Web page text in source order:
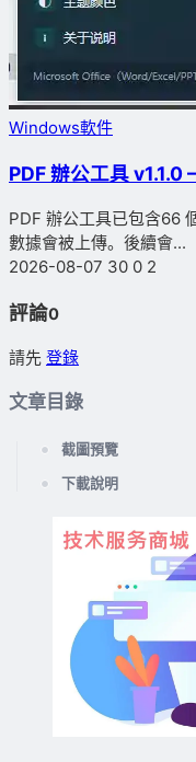
Windows軟件
PDF 辦公工具
PDF 辦公工具已包含66
數據會被上傳。後續會...
2026-08-07 30 0 2
評論0
請先 登錄
文章目錄
截圖預覽
下載說明